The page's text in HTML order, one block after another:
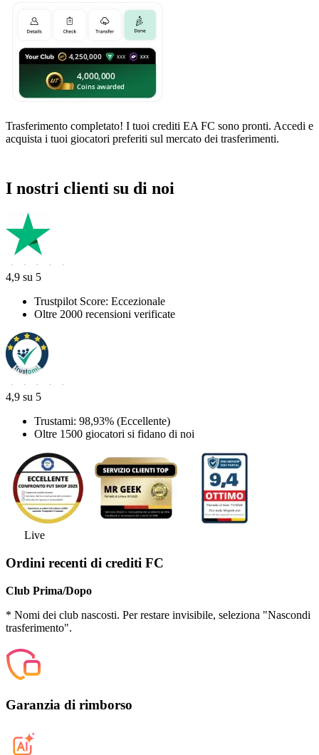
Trasferimento completato! I tuoi crediti EA FC sono pronti. Accedi e
acquista i tuoi giocatori preferiti sul mercato dei trasferimenti.
I nostri clienti su di noi
4,9 su 5
Trustpilot Score: Eccezionale
Oltre 2000 recensioni verificate
4,9 su 5
Trustami: 98,93% (Eccellente)
Oltre 1500 giocatori si fidano di noi
Live
Ordini recenti di crediti FC
Club Prima/Dopo
* Nomi dei club nascosti. Per restare invisibile, seleziona "Nascondi
trasferimento".
Garanzia di rimborso